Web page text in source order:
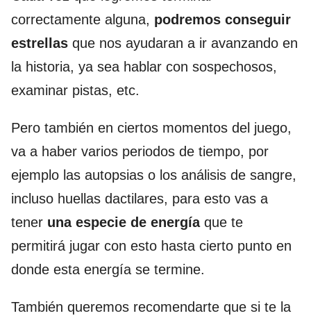
correctamente alguna, podremos conseguir
estrellas que nos ayudaran a ir avanzando en
la historia, ya sea hablar con sospechosos,
examinar pistas, etc.
Pero también en ciertos momentos del juego,
va a haber varios periodos de tiempo, por
ejemplo las autopsias o los análisis de sangre,
incluso huellas dactilares, para esto vas a
tener una especie de energíaque te
permitirá jugar con esto hasta cierto punto en
donde esta energía se termine.
También queremos recomendarte que si te la